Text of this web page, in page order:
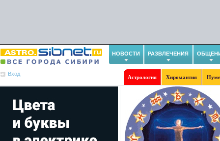
НОВОСТИ РАЗВЛЕЧЕНИЯ
Вход
Астрология Хиромантия